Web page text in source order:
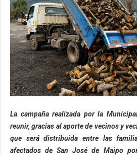
La campaña realizada por la
reunir, gracias al aporte de vecinos y
que será distribuida entre las
afectados de San José de Maipo